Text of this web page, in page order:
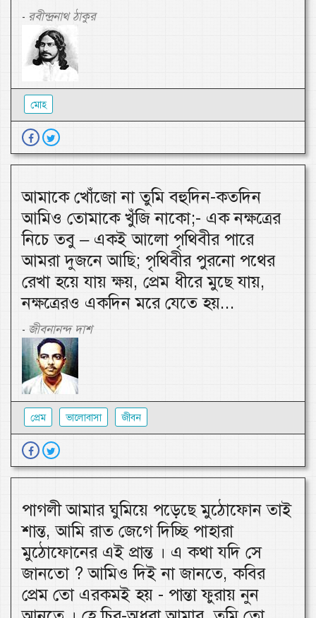
- রবীন্দ্রনাথ ঠাকুর
মোহ
আমাকে খোঁজো না তুমি বহুদিন-কতদিন
আমিও তোমাকে খুঁজি নাকো;- এক নক্ষত্রের
নিচে তবু – একই আলো পৃথিবীর পারে
আমরা দুজনে আছি; পৃথিবীর পুরনো পথের
রেখা হয়ে যায় ক্ষয়, প্রেম ধীরে মুছে যায়,
নক্ষত্রেরও একদিন মরে যেতে হয়...
- জীবনানন্দ দাশ
প্রেম ভালোবাসা জীবন
পাগলী আমার ঘুমিয়ে পড়েছে মুঠোফোন তাই
শান্ত, আমি রাত জেগে দিচ্ছি পাহারা
মুঠোফোনের এই প্রান্ত । এ কথা যদি সে
জানতো ? আমিও দিই না জানতে, কবির
প্রেম তো এরকমই হয় - পান্তা ফুরায় নুন